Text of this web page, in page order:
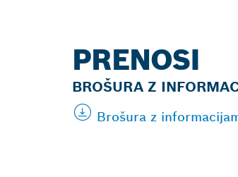
PRENOSI
BROŠURA Z
Brošura z